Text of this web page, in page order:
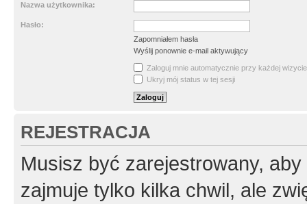
Nazwa użytkownika:
Hasło:
Zapomniałem hasła
Wyślij ponownie e-mail aktywujący
Zaloguj mnie automatycznie przy każdej wizycie
Ukryj mój status w tej sesji
REJESTRACJA
Musisz być zarejestrowany,
zajmuje tylko kilka chwil, ale